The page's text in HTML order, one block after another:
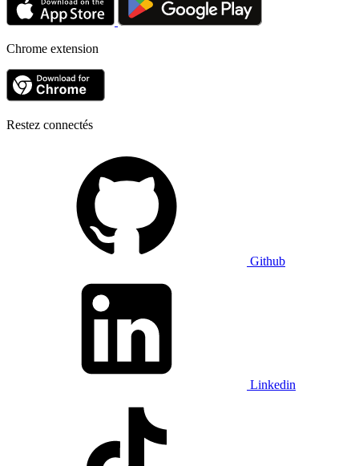
Chrome extension
Restez connectés
Github
Linkedin